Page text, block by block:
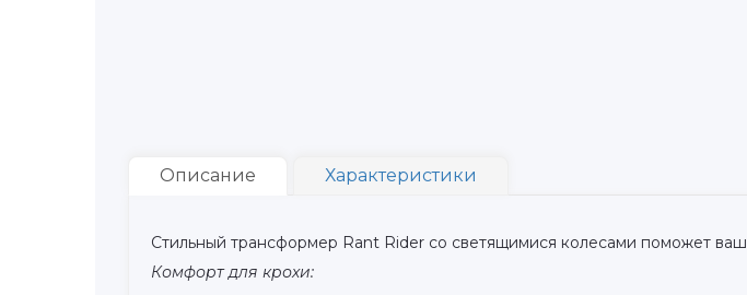
Описание Характеристики
Стильный трансформер Rant Rider со светящимися колесами поможет
Комфорт для крохи: